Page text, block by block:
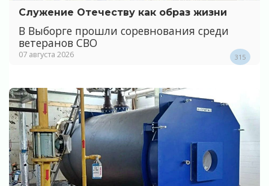
Служение Отечеству как образ жизни
В Выборге прошли соревнования среди
ветеранов СВО
07 августа 2026 315